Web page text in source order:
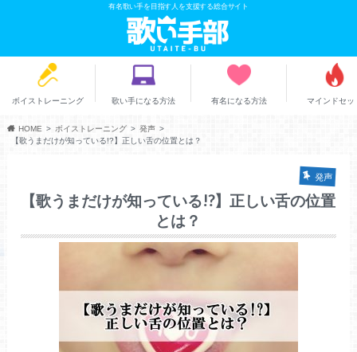
有名歌い手を目指す人を支援する総合サイト
ボイストレーニング 歌い手になる方法 有名になる方法 マインドセッ
HOME ボイストレーニング
発声
【歌うまだけが知っている!?】正しい舌の位置とは？
発声
【歌うまだけが知っている!?】正しい舌の位置
とは？